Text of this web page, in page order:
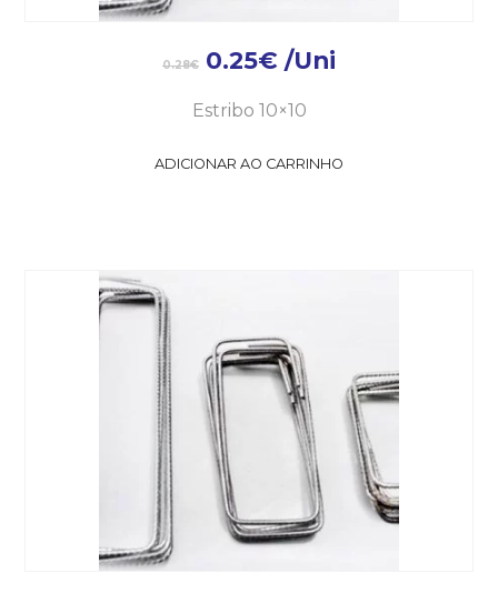
0.28€ 0.25€ /Uni
Estribo 10×10
ADICIONAR AO CARRINHO